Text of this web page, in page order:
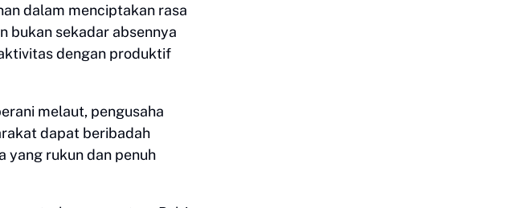
dalam menciptakan rasa
bukan sekadar absennya
dengan produktif
melaut, pengusaha
dapat beribadah
yang rukun dan penuh